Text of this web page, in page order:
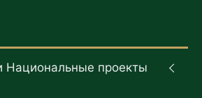
Национальные проекты